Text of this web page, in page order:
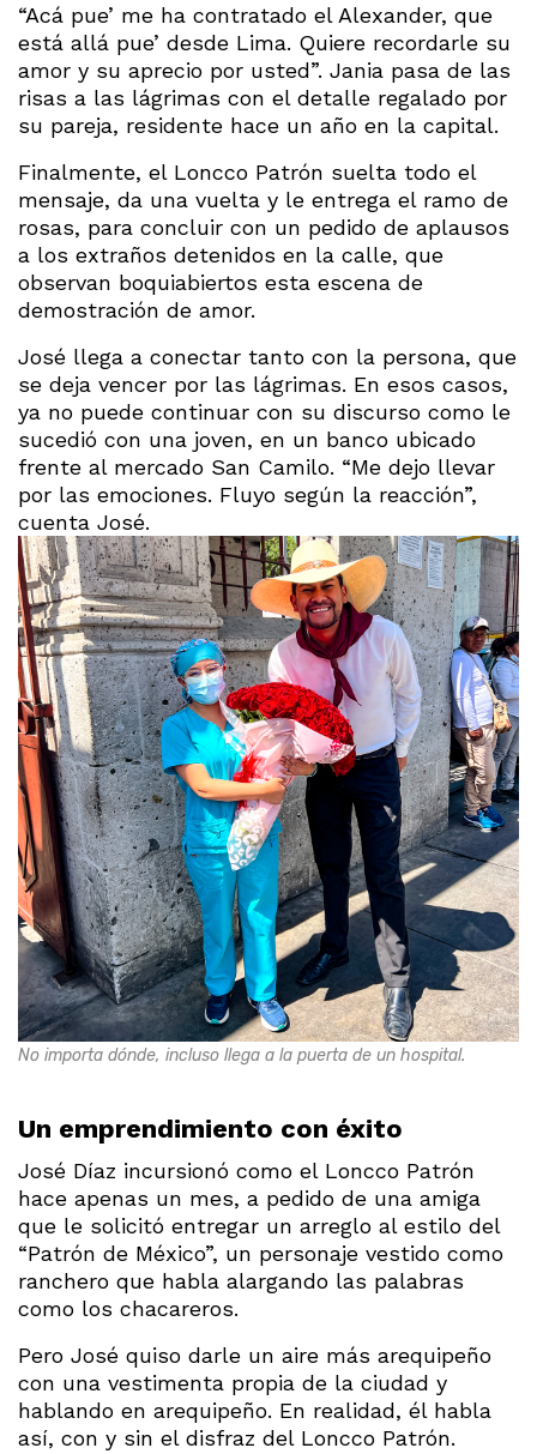
“Acá pue’ me ha contratado el Alexander, que
está allá pue’ desde Lima. Quiere recordarle su
amor y su aprecio por usted”. Jania pasa de las
risas a las lágrimas con el detalle regalado por
su pareja, residente hace un año en la capital.
Finalmente, el Loncco Patrón suelta todo el
mensaje, da una vuelta y le entrega el ramo de
rosas, para concluir con un pedido de aplausos
a los extraños detenidos en la calle, que
observan boquiabiertos esta escena de
demostración de amor.
José llega a conectar tanto con la persona, que
se deja vencer por las lágrimas. En esos casos,
ya no puede continuar con su discurso como le
sucedió con una joven, en un banco ubicado
frente al mercado San Camilo. “Me dejo llevar
por las emociones. Fluyo según la reacción”,
cuenta José.
No importa dónde, incluso llega a la puerta de un hospital.
Un emprendimiento con éxito
José Díaz incursionó como el Loncco Patrón
hace apenas un mes, a pedido de una amiga
que le solicitó entregar un arreglo al estilo del
“Patrón de México”, un personaje vestido como
ranchero que habla alargando las palabras
como los chacareros.
Pero José quiso darle un aire más arequipeño
con una vestimenta propia de la ciudad y
hablando en arequipeño. En realidad, él habla
así, con y sin el disfraz del Loncco Patrón.